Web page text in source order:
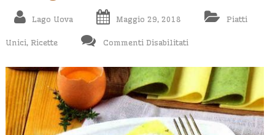
Lago Uova Maggio 29, 2018 Piatti
Unici, Ricette Commenti Disabilitati
Bicolore
Uovo